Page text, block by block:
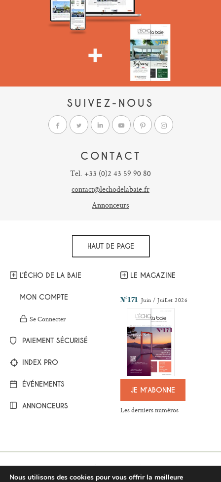
SUIVEZ-NOUS
CONTACT
Tel. +33 (0)2 43 59 90 80
contact@lechodelabaie.fr
Annonceurs
HAUT DE PAGE
L’ÉCHO DE LA BAIE
MON COMPTE
Se Connecter
PAIEMENT SÉCURISÉ
INDEX PRO
ÉVÉNEMENTS
ANNONCEURS
LE MAGAZINE
N°171 Juin / Juillet 2026
JE M’ABONNE
Les derniers numéros
Mentions légales Plan du site
Contact
Respect de la vie privée
Conditions générales de vente
Nous utilisons des cookies pour vous offrir la meilleure